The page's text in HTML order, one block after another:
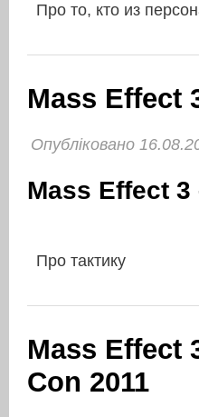
Про то, кто из
Mass Effect
Опубліковано
Mass Effect
Про тактику
Mass Effect
Con 2011